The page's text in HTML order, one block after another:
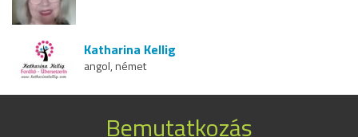
Katharina Kellig
angol, német
Bemutatkozás